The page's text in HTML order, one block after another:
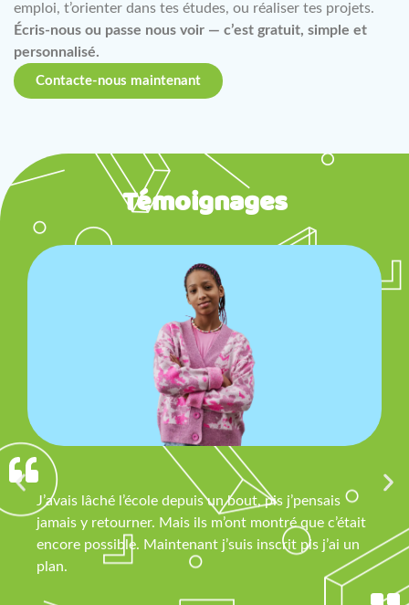
emploi, t’orienter dans tes études, ou réaliser tes projets.
Écris-nous ou passe nous voir — c’est gratuit, simple et
personnalisé.
Contacte-nous maintenant
Témoignages
J’avais lâché l’école depuis un bout, pis j’pensais
jamais y retourner. Mais ils m’ont montré que c’était
encore possible. Maintenant j’suis inscrit pis j’ai un
plan.